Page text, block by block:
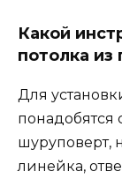
Какой
потолка из
Для
шуруповерт,
линейка,